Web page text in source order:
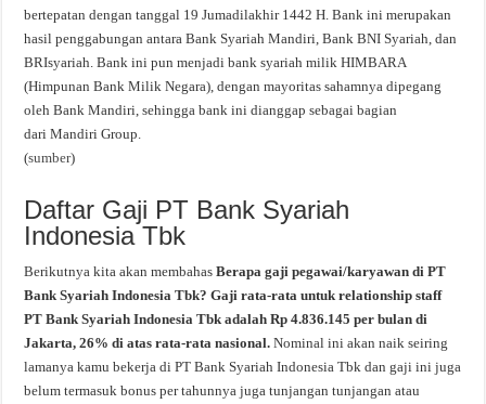
bertepatan dengan tanggal 19 Jumadilakhir 1442 H. Bank ini merupakan
hasil penggabungan antara Bank Syariah Mandiri, Bank BNI Syariah, dan
BRIsyariah. Bank ini pun menjadi bank syariah milik HIMBARA
(Himpunan Bank Milik Negara), dengan mayoritas sahamnya dipegang
oleh Bank Mandiri, sehingga bank ini dianggap sebagai bagian
dari Mandiri Group.
(sumber)
Daftar Gaji PT Bank Syariah
Indonesia Tbk
Berikutnya kita akan membahasBerapa gaji pegawai/karyawan di PT
Bank Syariah Indonesia Tbk? Gaji rata-rata untuk relationship staff
PT Bank Syariah Indonesia Tbk adalah Rp 4.836.145 per bulan di
Jakarta, 26% di atas rata-rata nasional.Nominal ini akan naik seiring
lamanya kamu bekerja di PT Bank Syariah Indonesia Tbk dan gaji ini juga
belum termasuk bonus per tahunnya juga tunjangan tunjangan atau